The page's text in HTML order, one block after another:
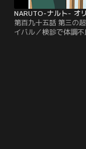
第百九十五話 第三の
イバル／検診で体調
った天才少年だった
イの任務に同行する